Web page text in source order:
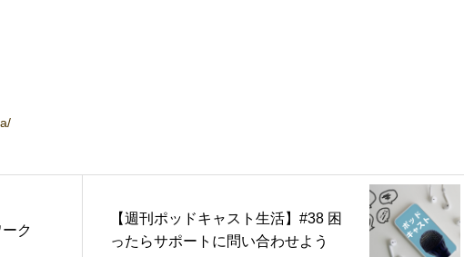
ク
【週刊ポッドキャスト生活】#38 困
ったらサポートに問い合わせよう